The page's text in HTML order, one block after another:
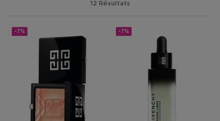
12 Résultats
-7% -7%